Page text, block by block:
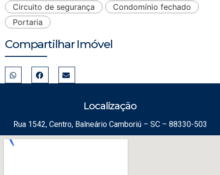
Circuito de segurança
Condomínio fechado
Portaria
Compartilhar Imóvel
Localização
Rua 1542, Centro, Balneário Camboriú – SC – 88330-503